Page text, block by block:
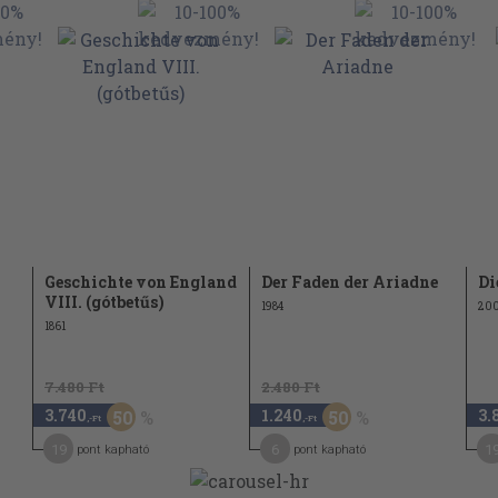
Geschichte von England
VIII. (gótbetűs)
1861
7.480 Ft
3.740 ,-Ft 50
pont kapható
Der Faden der Ariadne
1984
2.480 Ft
1.240 ,-Ft 50
pont kapható